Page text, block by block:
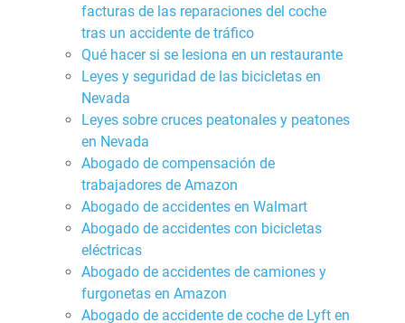
facturas de las reparaciones del coche
tras un accidente de tráfico
Qué hacer si se lesiona en un restaurante
Leyes y seguridad de las bicicletas en
Nevada
Leyes sobre cruces peatonales y peatones
en Nevada
Abogado de compensación de
trabajadores de Amazon
Abogado de accidentes en Walmart
Abogado de accidentes con bicicletas
eléctricas
Abogado de accidentes de camiones y
furgonetas en Amazon
Abogado de accidente de coche de Lyft en